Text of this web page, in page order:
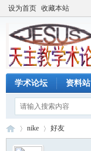
设为首页 收藏本站
学术论坛 资料站
nike 好友